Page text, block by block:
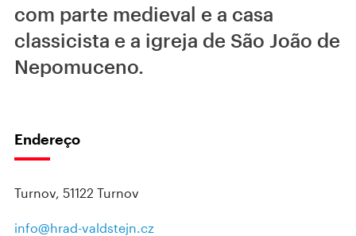
com parte medieval e a casa
classicista e a igreja de São João de
Nepomuceno.
Endereço
Turnov, 51122 Turnov
info@hrad-valdstejn.cz